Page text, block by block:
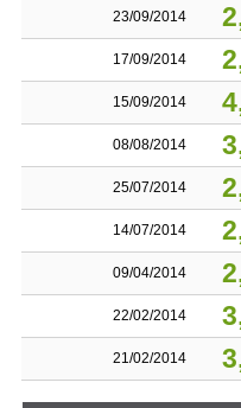
23/09/2014
17/09/2014
15/09/2014
08/08/2014
25/07/2014
14/07/2014
09/04/2014
22/02/2014
21/02/2014